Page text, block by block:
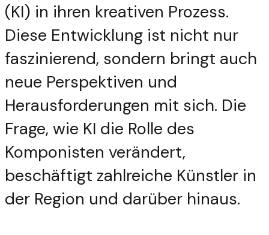
(KI) in ihren kreativen Prozess.
Diese Entwicklung ist nicht nur
faszinierend, sondern bringt auch
neue Perspektiven und
Herausforderungen mit sich. Die
Frage, wie KI die Rolle des
Komponisten verändert,
beschäftigt zahlreiche Künstler in
der Region und darüber hinaus.